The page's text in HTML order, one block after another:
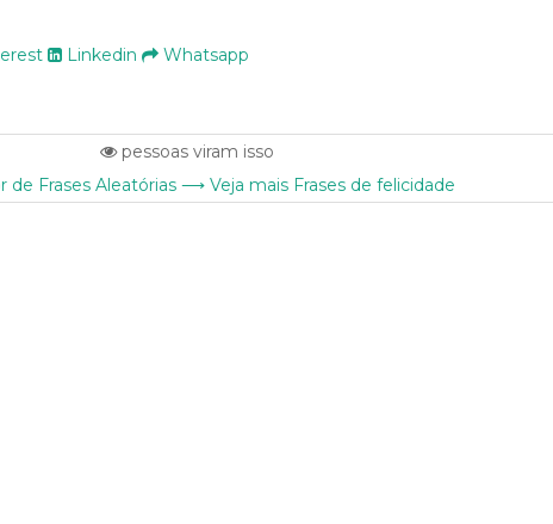
Linkedin Whatsapp
pessoas viram isso
de Frases Aleatórias ⟶ Veja mais Frases de felicidade